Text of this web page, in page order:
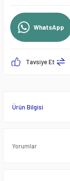
WhatsApp
Tavsiye Et
Ürün Bilgisi
Yorumlar